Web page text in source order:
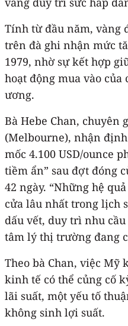
Tính từ đầu năm, vàng
trên đà ghi nhận mức
1979, nhờ sự kết hợp
hoạt động mua vào
ương.
Bà Hebe Chan, chuyên
(Melbourne), nhận
mốc 4.100 USD/ounce
tiềm ẩn” sau đợt đóng
42 ngày. “Những hệ
cửa lâu nhất trong lịch
dấu vết, duy trì nhu
tâm lý thị trường đang
Theo bà Chan, việc Mỹ
kinh tế có thể củng cố
lãi suất, một yếu tố
không sinh lợi suất.